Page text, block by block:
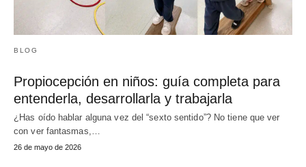
BLOG
Propiocepción en niños: guía completa para
entenderla, desarrollarla y trabajarla
¿Has oído hablar alguna vez del “sexto sentido”? No tiene que ver
con ver fantasmas,…
26 de mayo de 2026